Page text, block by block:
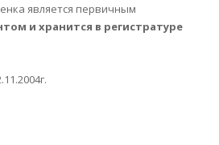
является первичным
и хранится в регистратуре